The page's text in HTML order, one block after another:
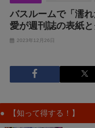
バスルームで「濡
愛が週刊誌の表紙
2023年12月26日
【知って得する！】